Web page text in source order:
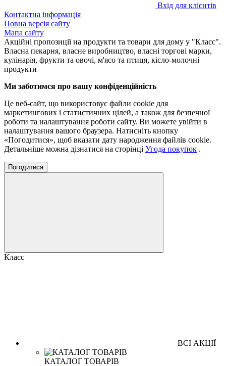
Вхід для клієнтів
Контактна інформація
Повна версія сайту
Мапа сайту
Акційні пропозиції на продукти та товари для дому у "Класс".
Власна пекарня, власне виробництво, власні торгові марки,
кулінарія, фрукти та овочі, м'ясо та птиця, кісло-молочні
продукти
Ми заботимся про вашу конфіденційність
Це веб-сайт, що використовує файли cookie для
маркетингових і статистичних цілей, а також для безпечної
роботи та налаштування роботи сайту. Ви можете увійти в
налаштування вашого браузера. Натисніть кнопку
«Погодитися», щоб вказати дату народження файлів cookie.
Детальніше можна дізнатися на сторінці Угода покупок .
Погодитися
Класс
ВСІ АКЦІЇ
КАТАЛОГ ТОВАРІВ